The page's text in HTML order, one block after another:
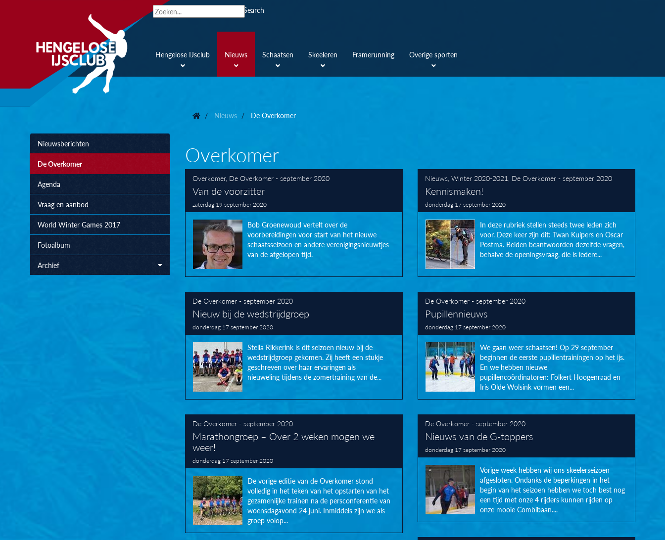
Search
Hengelose IJsclub Nieuws Schaatsen Skeeleren Framerunning Overige sporten
Nieuwsberichten
De Overkomer
Agenda
Vraag en aanbod
World Winter Games 2017
Fotoalbum
Archief
Nieuws De Overkomer
Overkomer
Overkomer, De Overkomer - september 2020
Van de voorzitter
zaterdag 19 september 2020
Bob Groenewoud vertelt over de
voorbereidingen voor start van het nieuwe
schaatsseizoen en andere verenigingsnieuwtjes
van de afgelopen tijd.
Nieuws, Winter 2020-2021 De Overkomer - september 2020
Kennismaken!
donderdag 17 september 2020
In deze rubriek stellen steeds twee leden zich
voor. Deze keer zijn dit: Twan Kuipers en Oscar
Postma. Beiden beantwoorden dezelfde vragen,
behalve de openingsvraag, die is iedere...
De Overkomer - september 2020
Nieuw bij de wedstrijdgroep
donderdag 17 september 2020
Stella Rikkerink is dit seizoen nieuw bij de
wedstrijdgroep gekomen. Zij heeft een stukje
geschreven over haar ervaringen als
nieuweling tijdens de zomertraining van de...
De Overkomer - september 2020
Pupillennieuws
donderdag 17 september 2020
We gaan weer schaatsen! Op 29 september
beginnen de eerste pupillentrainingen op het ijs.
En we hebben nieuwe
pupillencoördinatoren: Folkert Hoogenraad en
Iris Olde Wolsink vormen een...
De Overkomer - september 2020
Marathongroep – Over 2 weken mogen we
weer!
donderdag 17 september 2020
De vorige editie van de Overkomer stond
volledig in het teken van het opstarten van het
gezamenlijke trainen na de persconferentie van
woensdagavond 24 juni. Inmiddels zijn we als
groep volop...
De Overkomer - september 2020
Nieuws van de G-toppers
donderdag 17 september 2020
Vorige week hebben wij ons skeelerseizoen
afgesloten. Ondanks de beperkingen in het
begin van het seizoen hebben we toch best nog
een tijd met onze 4 rijders kunnen rijden op
onze mooie Combibaan....